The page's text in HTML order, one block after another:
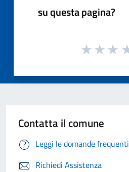
su questa pagina?
Contatta il comune
Leggi le domande frequenti
Richiedi Assistenza